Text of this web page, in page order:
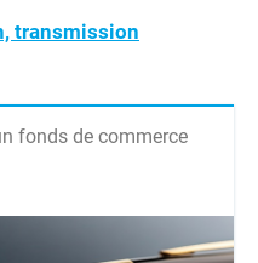
transmission
fonds de commerce